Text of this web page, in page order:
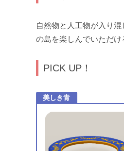
自然物と人工物が入り
の島を楽しんでいただけ
PICK UP！
美しき青